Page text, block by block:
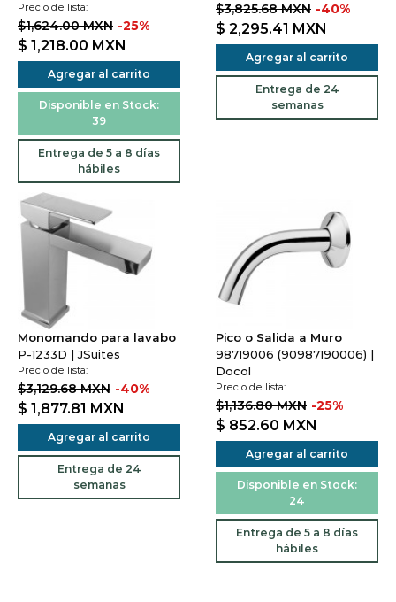
Precio de lista:
$1,624.00 MXN -25%
$ 1,218.00 MXN
Agregar al carrito
Disponible en Stock:
39
Entrega de 5 a 8 días
hábiles
$3,825.68 MXN -40%
$ 2,295.41 MXN
Agregar al carrito
Entrega de 24
semanas
Monomando para lavabo
P-1233D | JSuites
Precio de lista:
$3,129.68 MXN -40%
$ 1,877.81 MXN
Agregar al carrito
Entrega de 24
semanas
Pico o Salida a Muro
98719006 (90987190006) |
Docol
Precio de lista:
$1,136.80 MXN -25%
$ 852.60 MXN
Agregar al carrito
Disponible en Stock:
24
Entrega de 5 a 8 días
hábiles